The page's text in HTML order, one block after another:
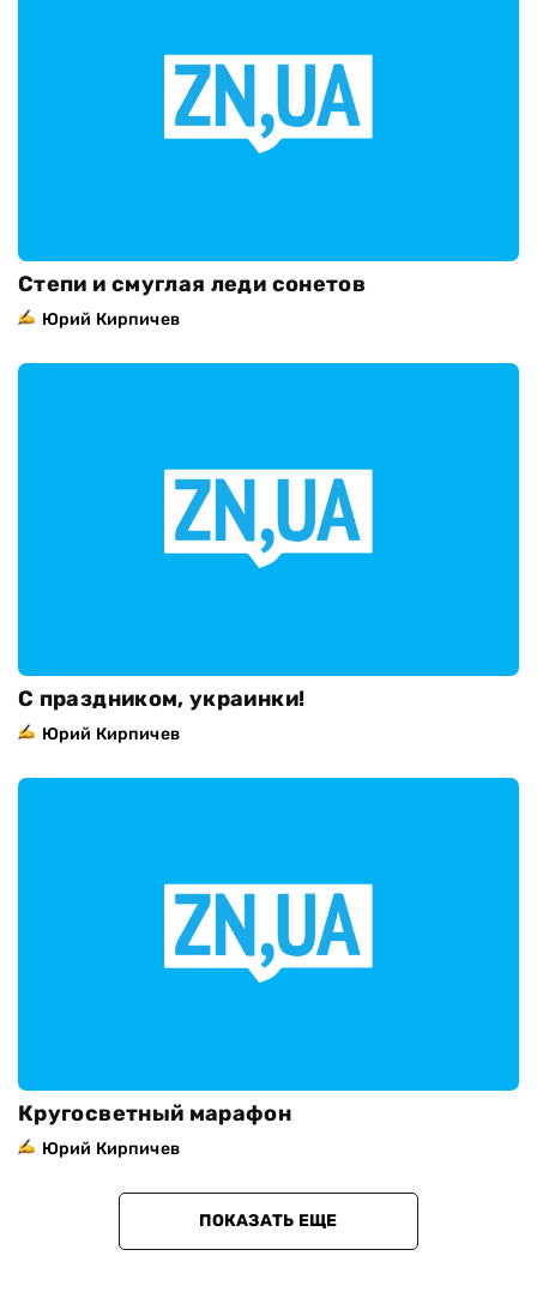
Степи и смуглая леди сонетов
Юрий Кирпичев
С праздником, украинки!
Юрий Кирпичев
Кругосветный марафон
Юрий Кирпичев
ПОКАЗАТЬ ЕЩЕ